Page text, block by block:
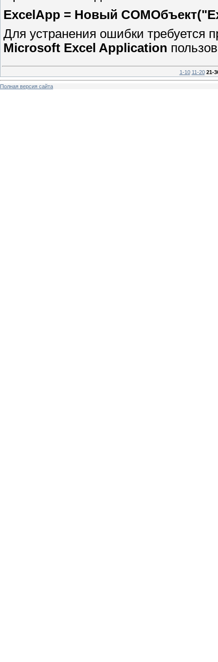
ExcelApp = Новый
Для устранения ошибки требуется
Microsoft Excel Application
1-10 11-20 21-
Полная версия сайта